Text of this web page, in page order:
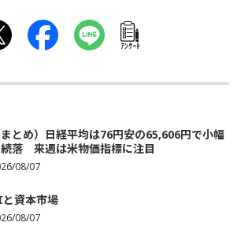
ｱﾝｹｰﾄ
まとめ）日経平均は76円安の65,606円で小幅
落 来週は米物価指標に注目
08/07
資本市場
08/07